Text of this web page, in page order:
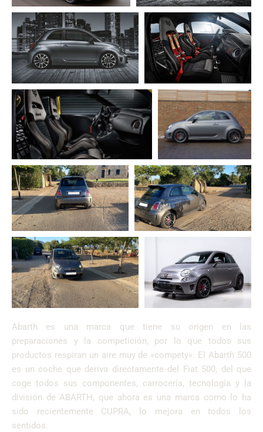
Abarth es una marca que tiene su origen en las
preparaciones y la competición, por lo que todos sus
productos respiran un aire muy de «compety». El Abarth 500
es un coche que deriva directamente del Fiat 500, del que
coge todos sus componentes, carrocería, tecnología y la
división de ABARTH, que ahora es una marca como lo ha
sido recientemente CUPRA, lo mejora en todos los
sentidos.